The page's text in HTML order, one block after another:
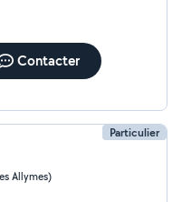
Contacter
Particulier
Allymes)